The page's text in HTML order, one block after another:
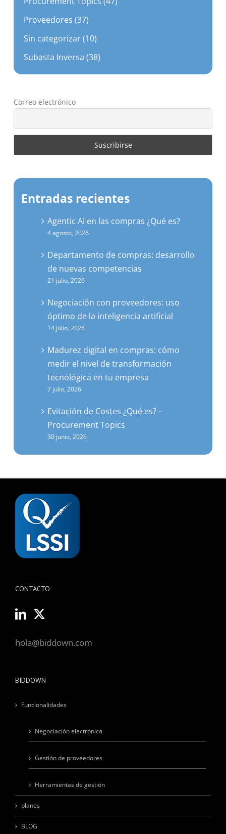
Proveedores (37)
Sin categorizar (10)
Subasta Inversa (38)
Entradas recientes
Agentic AI en las compras ¿Qué es?
4 agosto, 2026
Departamento de compras: desarrollo
de nuevas competencias
21 julio, 2026
Negociación con proveedores: uso
óptimo de la inteligencia artificial
14 julio, 2026
Madurez digital en compras: cómo
medir el nivel de transformación
tecnológica en tu empresa
7 julio, 2026
Evitación de Costes ¿Qué es? –
Procurement Topics
30 junio, 2026
Gestión de proveedores
Herramientas de gestión
planes
BLOG
demo